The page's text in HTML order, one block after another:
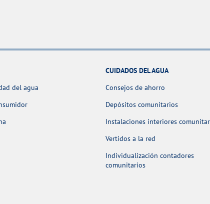
del agua
CUIDADOS DEL AGUA
Consejos de ahorro
Depósitos comunitarios
Instalaciones interiores
Vertidos a la red
Individualización contadores
comunitarios